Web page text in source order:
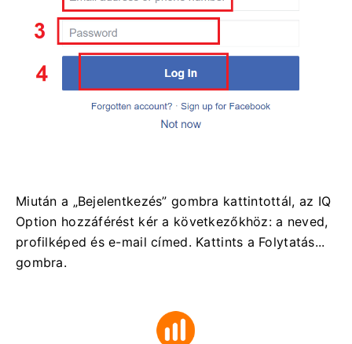
Miután a „Bejelentkezés” gombra kattintottál, az IQ
Option hozzáférést kér a következőkhöz: a neved,
profilképed és e-mail címed. Kattints a Folytatás...
gombra.